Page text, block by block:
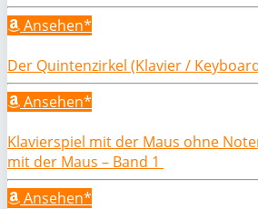
Ansehen*
Der Quintenzirkel (Klavier /
Ansehen*
Klavierspiel mit der Maus ohne
mit der Maus – Band 1
Ansehen*